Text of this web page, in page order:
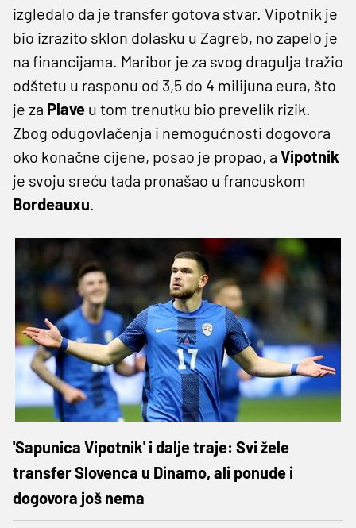
izgledalo da je transfer gotova stvar. Vipotnik je
bio izrazito sklon dolasku u Zagreb, no zapelo je
na financijama. Maribor je za svog dragulja tražio
odštetu u rasponu od 3,5 do 4 milijuna eura, što
je za Plave u tom trenutku bio prevelik rizik.
Zbog odugovlačenja i nemogućnosti dogovora
oko konačne cijene, posao je propao, a Vipotnik
je svoju sreću tada pronašao u francuskom
Bordeauxu.
'Sapunica Vipotnik' i dalje traje: Svi žele
transfer Slovenca u Dinamo, ali ponude i
dogovora još nema